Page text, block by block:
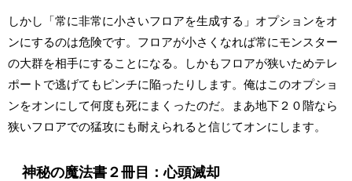
しかし「常に非常に小さいフロアを生成する」オプションをオ
ンにするのは危険です。フロアが小さくなれば常にモンスター
の大群を相手にすることになる。しかもフロアが狭いためテレ
ポートで逃げてもピンチに陥ったりします。俺はこのオプショ
ンをオンにして何度も死にまくったのだ。まあ地下２０階なら
狭いフロアでの猛攻にも耐えられると信じてオンにします。
神秘の魔法書２冊目：心頭滅却